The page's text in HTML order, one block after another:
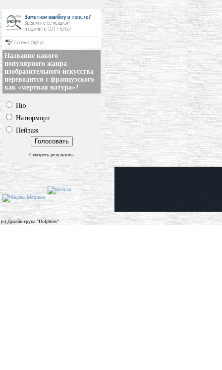
Название какого
популярного жанра
изобразительного искусства
переводится с французского
как «мертвая натура»?
Ню
Натюрморт
Пейзаж
Смотреть результаты
(c) Дизайн-група "Dolphins"